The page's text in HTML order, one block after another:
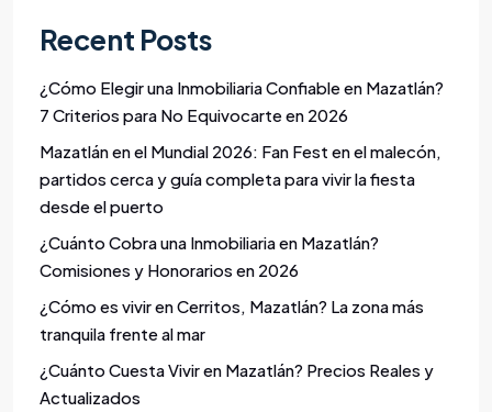
Recent Posts
¿Cómo Elegir una Inmobiliaria Confiable en Mazatlán?
7 Criterios para No Equivocarte en 2026
Mazatlán en el Mundial 2026: Fan Fest en el malecón,
partidos cerca y guía completa para vivir la fiesta
desde el puerto
¿Cuánto Cobra una Inmobiliaria en Mazatlán?
Comisiones y Honorarios en 2026
¿Cómo es vivir en Cerritos, Mazatlán? La zona más
tranquila frente al mar
¿Cuánto Cuesta Vivir en Mazatlán? Precios Reales y
Actualizados